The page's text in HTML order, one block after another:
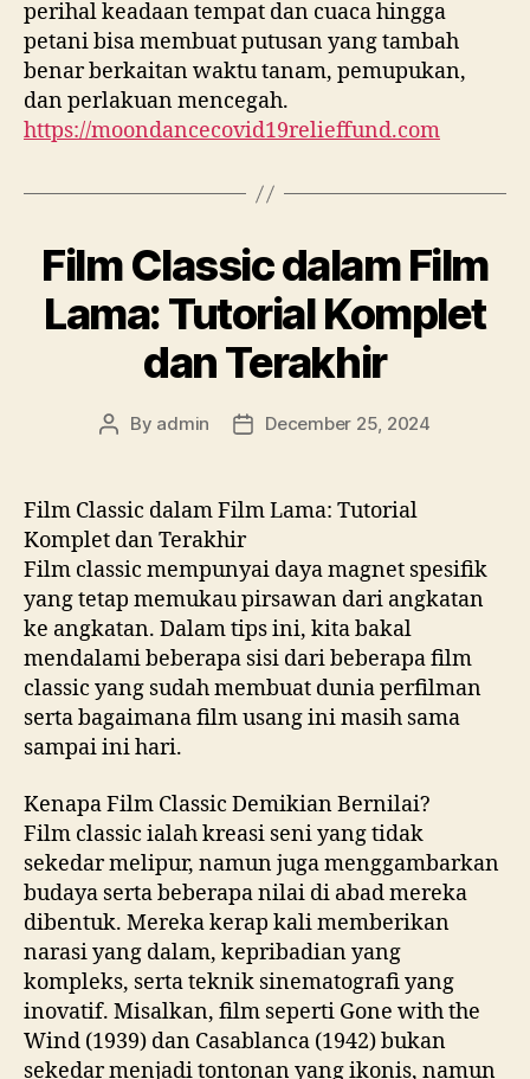
perihal keadaan tempat dan cuaca hingga
petani bisa membuat putusan yang tambah
benar berkaitan waktu tanam, pemupukan,
dan perlakuan mencegah.
https://moondancecovid19relieffund.com
Film Classic dalam Film
Lama: Tutorial Komplet
dan Terakhir
Post
By admin
PostDecember 25, 2024
Film Classic dalam Film Lama: Tutorial
Komplet dan Terakhir
Film classic mempunyai daya magnet spesifik
yang tetap memukau pirsawan dari angkatan
ke angkatan. Dalam tips ini, kita bakal
mendalami beberapa sisi dari beberapa film
classic yang sudah membuat dunia perfilman
serta bagaimana film usang ini masih sama
sampai ini hari.
Kenapa Film Classic Demikian Bernilai?
Film classic ialah kreasi seni yang tidak
sekedar melipur, namun juga menggambarkan
budaya serta beberapa nilai di abad mereka
dibentuk. Mereka kerap kali memberikan
narasi yang dalam, kepribadian yang
kompleks, serta teknik sinematografi yang
inovatif. Misalkan, film seperti Gone with the
Wind (1939) dan Casablanca (1942) bukan
sekedar menjadi tontonan yang ikonis, namun